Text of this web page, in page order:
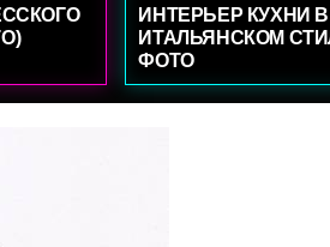
ИНТЕРЬЕР КУХНИ В
ИТАЛЬЯНСКОМ
ФОТО